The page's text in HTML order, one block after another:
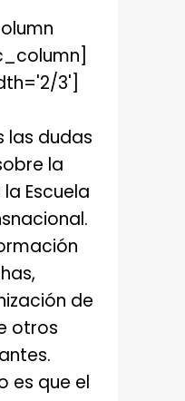
3']
las dudas
la
Escuela
de
otros
es que el